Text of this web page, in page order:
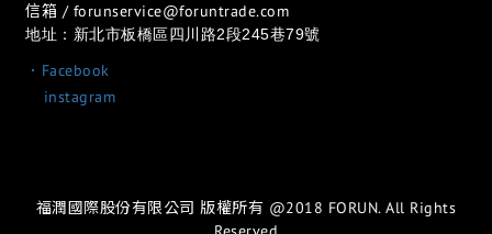
信箱 / forunservice@foruntrade.com
地址：新北市板橋區四川路2段245巷79號
．Facebook
instagram
福潤國際股份有限公司 版權所有 @2018 FORUN. All Rights